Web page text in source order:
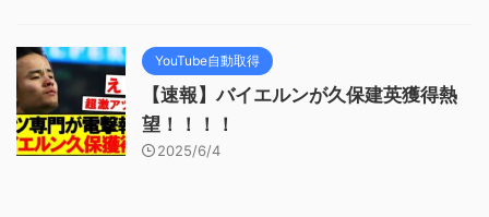
YouTube自動取得
【速報】バイエルンが久保建英獲得熱
望！！！！
2025/6/4